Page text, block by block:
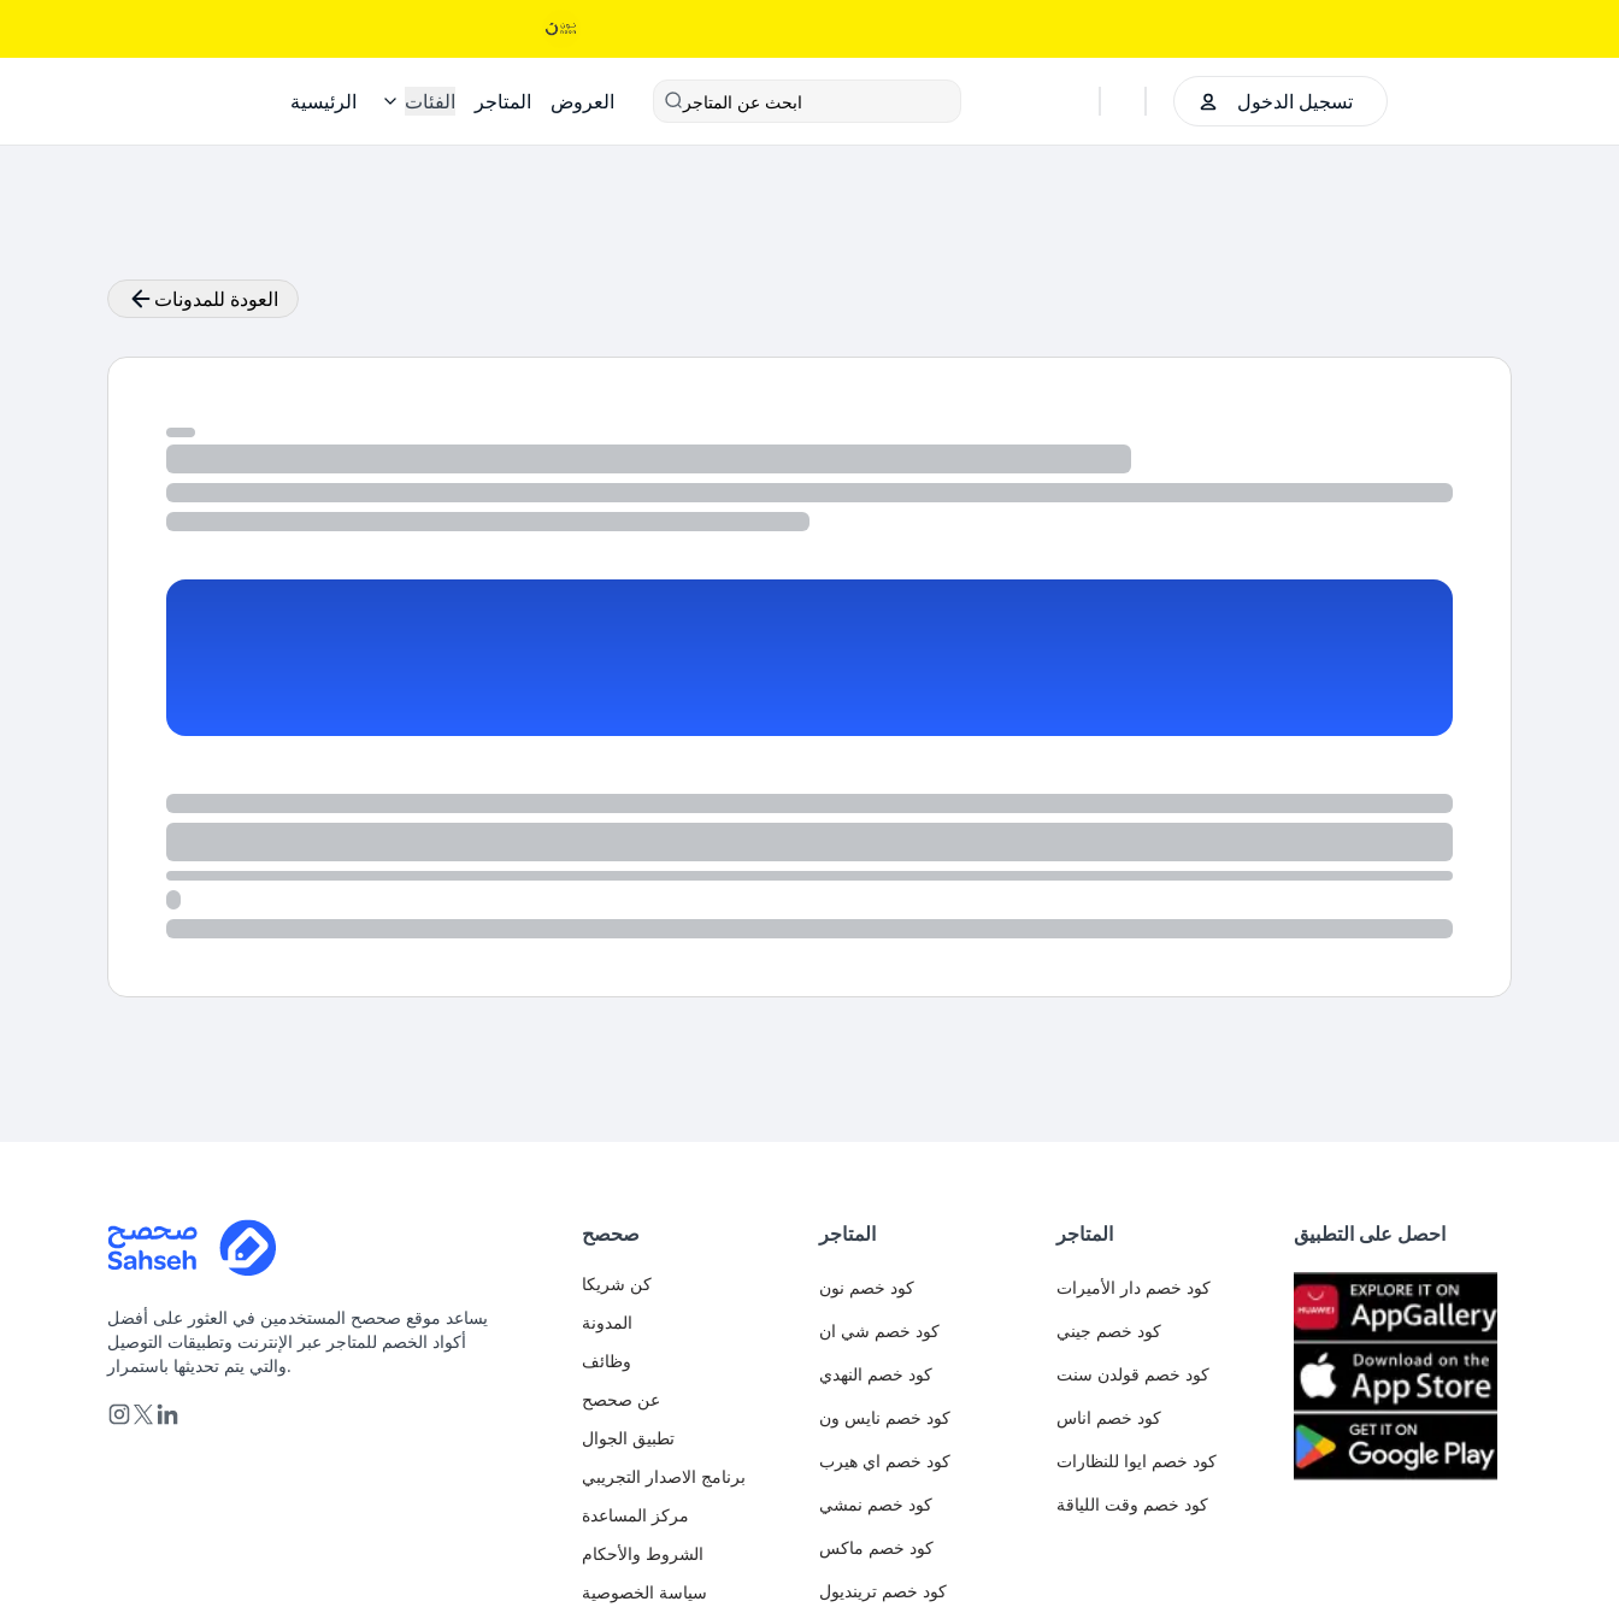
الرئيسية الفئات المتاجر العروض ابحث عن المتاجر تسجيل الدخول
العودة للمدونات
يساعد موقع صحصح المستخدمين في العثور على أفضل
أكواد الخصم للمتاجر عبر الإنترنت وتطبيقات التوصيل
والتي يتم تحديثها باستمرار.
صحصح
كن شريكا
المدونة
وظائف
عن صحصح
تطبيق الجوال
برنامج الاصدار التجريبي
مركز المساعدة
الشروط والأحكام
سياسة الخصوصية
المتاجر
كود خصم نون
كود خصم شي ان
كود خصم النهدي
كود خصم نايس ون
كود خصم اي هيرب
كود خصم نمشي
كود خصم ماكس
كود خصم ترينديول
المتاجر
كود خصم دار الأميرات
كود خصم جيني
كود خصم قولدن سنت
كود خصم اناس
كود خصم ايوا للنظارات
كود خصم وقت اللياقة
احصل على التطبيق